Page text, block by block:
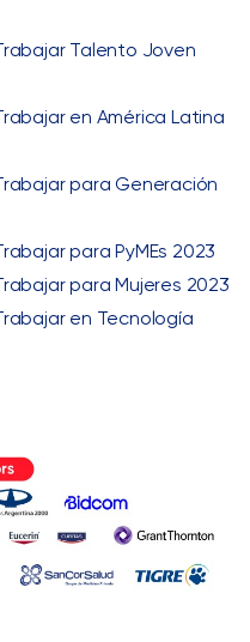
Talento Joven
en América Latina
para Generación
para PyMEs 2023
para Mujeres 2023
en Tecnología